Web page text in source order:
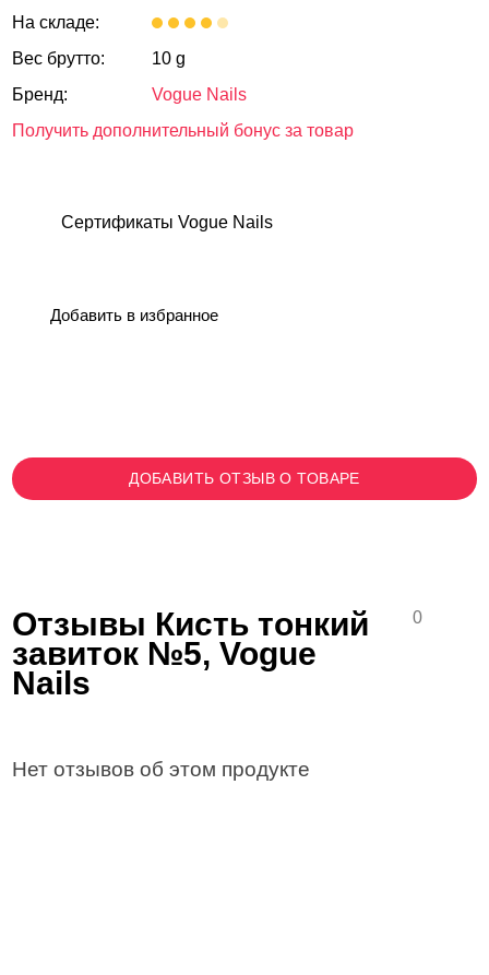
На складе:
Вес брутто:
10 g
Бренд:
Vogue Nails
Получить дополнительный бонус за товар
Сертификаты Vogue Nails
Добавить в избранное
Отзывы Кисть тонкий
завиток №5, Vogue
Nails
0
Нет отзывов об этом продукте
ДОБАВИТЬ ОТЗЫВ О ТОВАРЕ